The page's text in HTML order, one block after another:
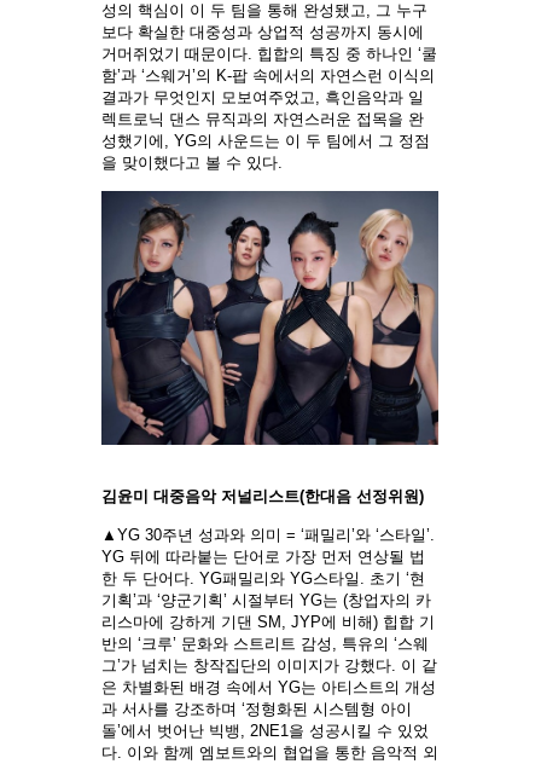
성의 핵심이 이 두 팀을 통해 완성됐고, 그 누구
보다 확실한 대중성과 상업적 성공까지 동시에
거머쥐었기 때문이다. 힙합의 특징 중 하나인 ‘쿨
함’과 ‘스웨거’의 K-팝 속에서의 자연스런 이식의
결과가 무엇인지 모보여주었고, 흑인음악과 일
렉트로닉 댄스 뮤직과의 자연스러운 접목을 완
성했기에, YG의 사운드는 이 두 팀에서 그 정점
을 맞이했다고 볼 수 있다.
김윤미 대중음악 저널리스트(한대음 선정위원)
▲YG 30주년 성과와 의미 = ‘패밀리’와 ‘스타일’.
YG 뒤에 따라붙는 단어로 가장 먼저 연상될 법
한 두 단어다. YG패밀리와 YG스타일. 초기 ‘현
기획’과 ‘양군기획’ 시절부터 YG는 (창업자의 카
리스마에 강하게 기댄 SM, JYP에 비해) 힙합 기
반의 ‘크루’ 문화와 스트리트 감성, 특유의 ‘스웨
그’가 넘치는 창작집단의 이미지가 강했다. 이 같
은 차별화된 배경 속에서 YG는 아티스트의 개성
과 서사를 강조하며 ‘정형화된 시스템형 아이
돌’에서 벗어난 빅뱅, 2NE1을 성공시킬 수 있었
다. 이와 함께 엠보트와의 협업을 통한 음악적 외